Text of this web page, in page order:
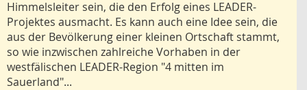
Himmelsleiter sein, die den Erfolg eines LEADER-
Projektes ausmacht. Es kann auch eine Idee sein, die
aus der Bevölkerung einer kleinen Ortschaft stammt,
so wie inzwischen zahlreiche Vorhaben in der
westfälischen LEADER-Region "4 mitten im
Sauerland"...